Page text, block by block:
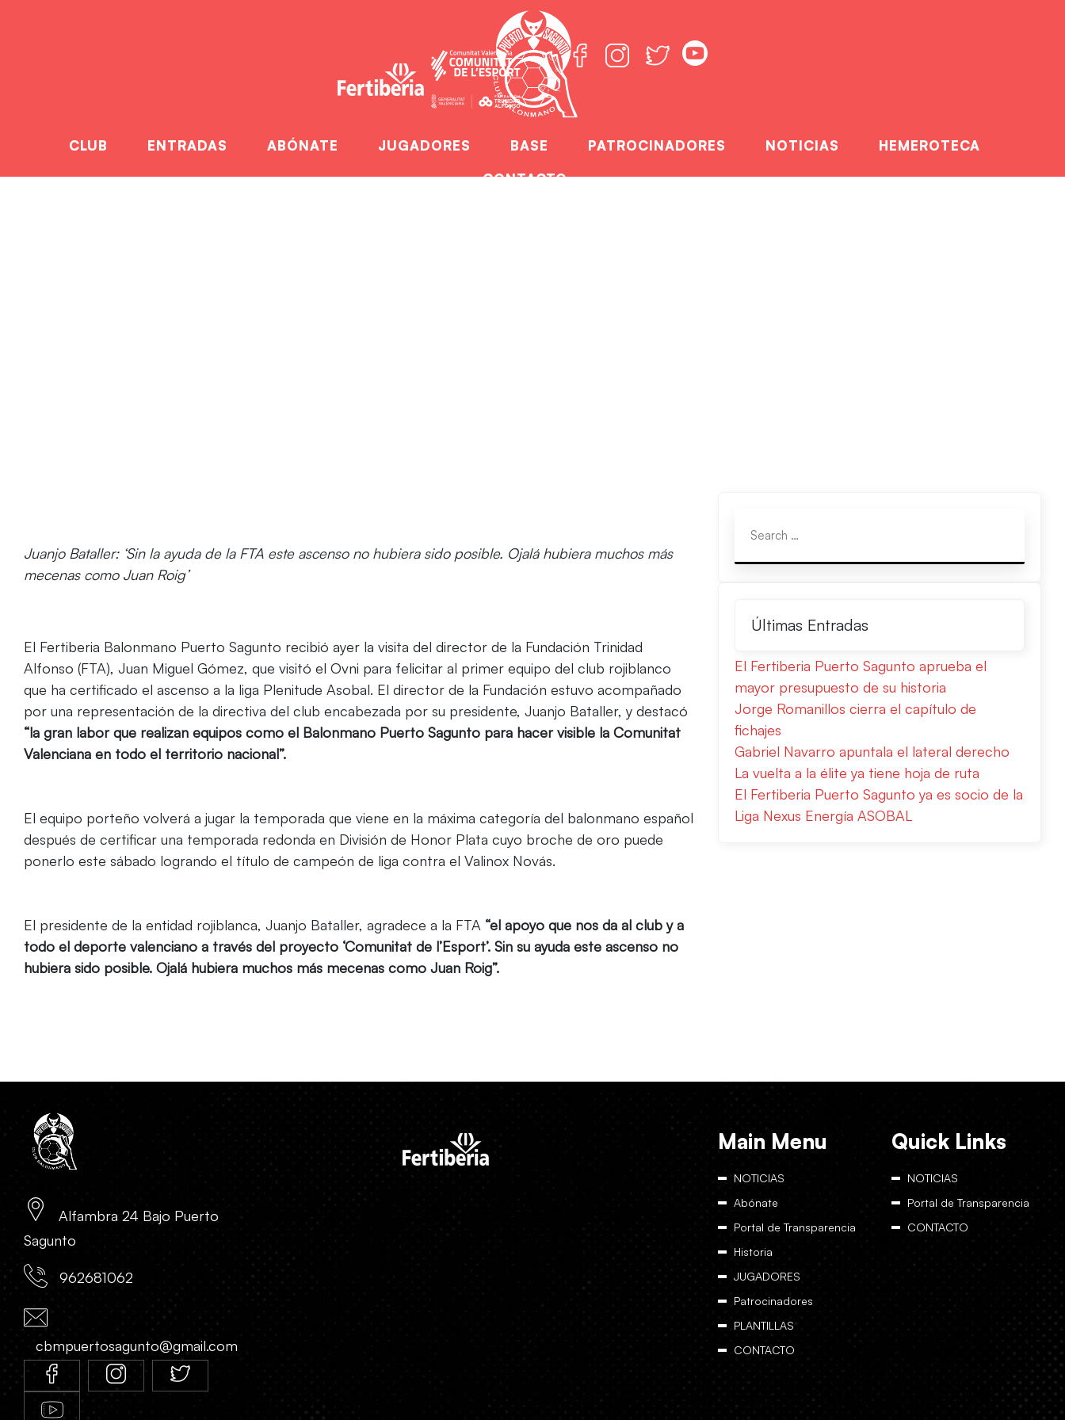
CLUB ENTRADAS ABÓNATE JUGADORES BASE PATROCINADORES NOTICIAS
HEMEROTECA
CONTACTO
Juanjo Bataller: ‘Sin la ayuda de la FTA este ascenso no hubiera sido posible. Ojalá hubiera muchos más
mecenas como Juan Roig’
El Fertiberia Balonmano Puerto Sagunto recibió ayer la visita del director de la Fundación Trinidad
Alfonso (FTA), Juan Miguel Gómez, que visitó el Ovni para felicitar al primer equipo del club rojiblanco
que ha certificado el ascenso a la liga Plenitude Asobal. El director de la Fundación estuvo acompañado
por una representación de la directiva del club encabezada por su presidente, Juanjo Bataller, y destacó
“la gran labor que realizan equipos como el Balonmano Puerto Sagunto para hacer visible la Comunitat
Valenciana en todo el territorio nacional”.
El equipo porteño volverá a jugar la temporada que viene en la máxima categoría del balonmano español
después de certificar una temporada redonda en División de Honor Plata cuyo broche de oro puede
ponerlo este sábado logrando el título de campeón de liga contra el Valinox Novás.
El presidente de la entidad rojiblanca, Juanjo Bataller, agradece a la FTA “el apoyo que nos da al club y a
todo el deporte valenciano a través del proyecto ‘Comunitat de l’Esport’. Sin su ayuda este ascenso no
hubiera sido posible. Ojalá hubiera muchos más mecenas como Juan Roig”.
Últimas Entradas
El Fertiberia Puerto Sagunto aprueba el
mayor presupuesto de su historia
Jorge Romanillos cierra el capítulo de
fichajes
Gabriel Navarro apuntala el lateral derecho
La vuelta a la élite ya tiene hoja de ruta
El Fertiberia Puerto Sagunto ya es socio de la
Liga Nexus Energía ASOBAL
Alfambra 24 Bajo Puerto
Sagunto
962681062
cbmpuertosagunto@gmail.com
Main Menu
NOTICIAS
Abónate
Portal de Transparencia
Historia
JUGADORES
Patrocinadores
PLANTILLAS
CONTACTO
Quick Links
NOTICIAS
Portal de Transparencia
CONTACTO